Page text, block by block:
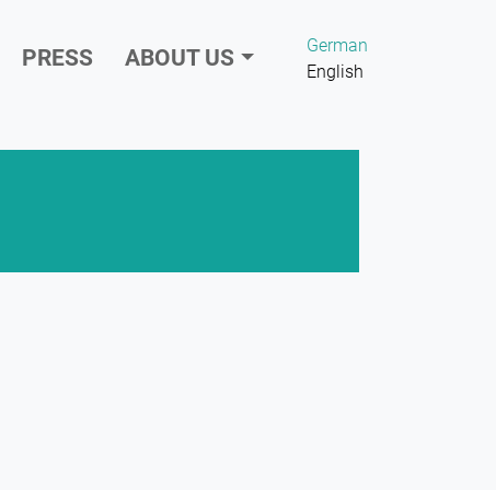
PRESS ABOUT US
German
English